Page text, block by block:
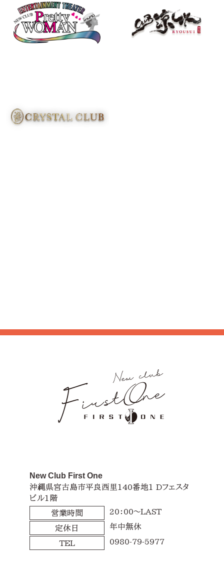
New Club First One
沖縄県宮古島市平良西里140番地1 Dフェスタ
ビル1階
営業時間
20：00～LAST
定休日 年中無休
TEL 0980-79-5977